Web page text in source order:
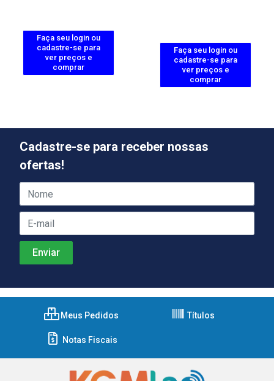
Faça seu login ou
cadastre-se para
ver preços e
comprar
Faça seu login ou
cadastre-se para
ver preços e
comprar
Cadastre-se para receber nossas
ofertas!
Meus Pedidos Títulos
Notas Fiscais